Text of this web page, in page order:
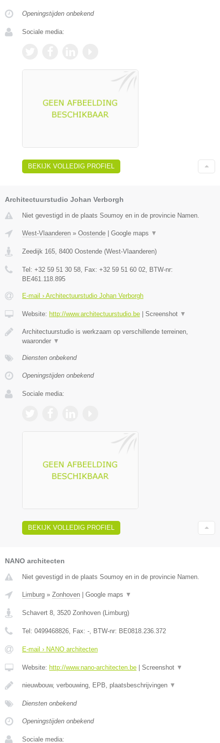
Openingstijden onbekend
Sociale media:
BEKIJK VOLLEDIG PROFIEL
Architectuurstudio Johan Verborgh
Niet gevestigd in de plaats Soumoy en in de provincie Namen.
West-Vlaanderen » Oostende | Google maps ▼
Zeedijk 165 8400 Oostende (West-Vlaanderen)
Tel: +32 59 51 30 58 , Fax: +32 59 51 60 02 , BTW-nr:
BE461.118.895
E-mail › Architectuurstudio Johan Verborgh
Website: http://www.architectuurstudio.be | Screenshot ▼
Architectuurstudio is werkzaam op verschillende terreinen,
waaronder ▼
Diensten onbekend
Openingstijden onbekend
Sociale media:
BEKIJK VOLLEDIG PROFIEL
NANO architecten
Niet gevestigd in de plaats Soumoy en in de provincie Namen.
Limburg » Zonhoven Google maps ▼
Schavert 8, 3520 Zonhoven (Limburg)
Tel: 0499468826, Fax: -, BTW-nr: BE0818.236.372
E-mail › NANO architecten
Website: http://www.nano-architecten.be Screenshot ▼
nieuwbouw, verbouwing, EPB, plaatsbeschrijvingen ▼
Diensten onbekend
Openingstijden onbekend
Sociale media: